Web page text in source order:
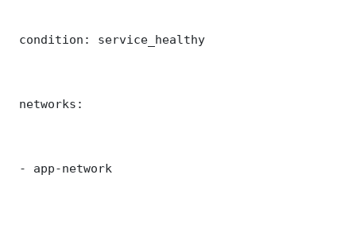
condition: service_healthy
networks:
- app-network